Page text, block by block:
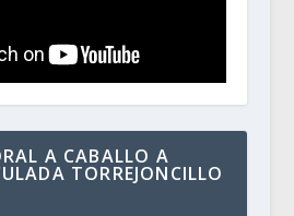
A CABALLO A
TORREJONCILLO